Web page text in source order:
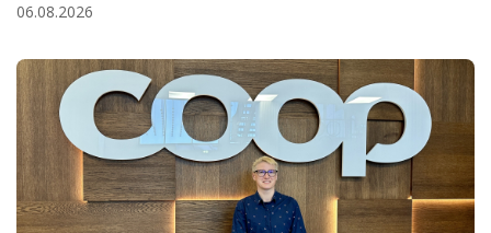
06.08.2026